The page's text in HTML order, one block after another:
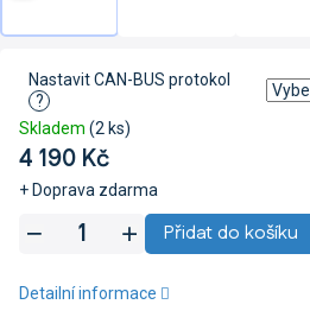
4 190 Kč
+ Doprava zdarma
Skladem (2 ks)
Nastavit CAN-BUS protokol
?
Přidat do košíku
Detailní informace